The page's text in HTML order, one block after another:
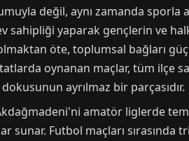
değil, aynı zamanda sporla
sahipliği yaparak gençlerin ve
öte, toplumsal bağları
oynanan maçlar, tüm ilçe
ayrılmaz bir parçasıdır.
amatör liglerde
Futbol maçları sırasında